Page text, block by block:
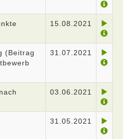
15.08.2021
(Beitrag
31.07.2021
03.06.2021
31.05.2021